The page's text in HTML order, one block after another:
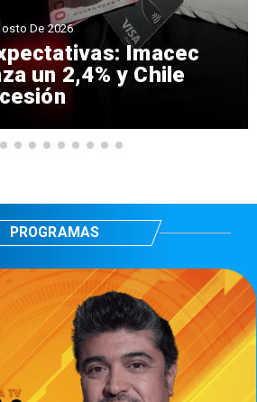
Imacec
un 2,4% y Chile
De 2026
PROGRAMAS